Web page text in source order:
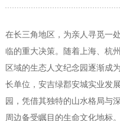
在长三角地区，为亲人寻觅一
临的重大决策。随着上海、杭
区域的生态人文纪念园逐渐成
长单位，安吉绿郡安城实业发
园，凭借其独特的山水格局与
周边备受瞩目的生命文化地标